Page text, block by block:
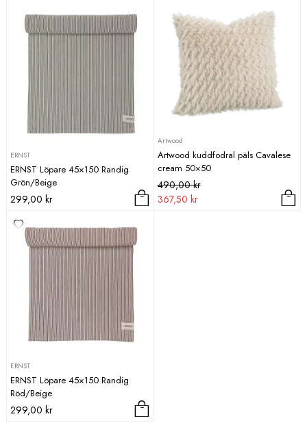
ERNST
ERNST Löpare 45×150 Randig
Grön/Beige
299,00 kr
Artwood
Artwood kuddfodral päls Cavalese
cream 50×50
490,00kr
Det
ursprungliga
367,50 kr
Det
nuvarande
ERNST
ERNST Löpare 45×150 Randig
Röd/Beige
299,00 kr